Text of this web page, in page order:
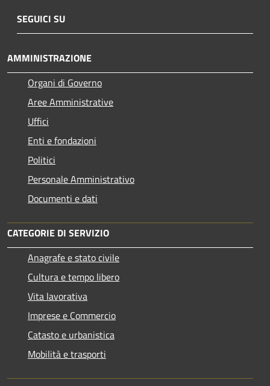
SEGUICI SU
AMMINISTRAZIONE
Organi di Governo
Aree Amministrative
Uffici
Enti e fondazioni
Politici
Personale Amministrativo
Documenti e dati
CATEGORIE DI SERVIZIO
Anagrafe e stato civile
Cultura e tempo libero
Vita lavorativa
Imprese e Commercio
Catasto e urbanistica
Mobilità e trasporti